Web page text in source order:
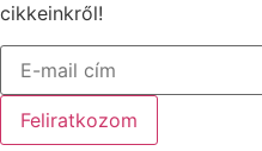
cikkeinkről!
Feliratkozom